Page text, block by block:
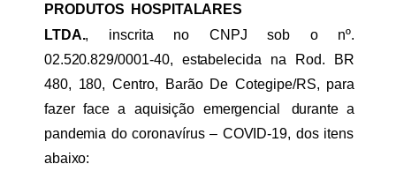
PRODUTOS
HOSPITALARES
LTDA., inscrita no CNPJ sob o
nº.
02.520.829/0001-40,
estabelecida na Rod.
BR
480, 180, Centro, Barão De Cotegipe/RS, para
fazer face a aquisição emergencial durante a
pandemia do coronavírus– COVID-19, dos itens
abaixo: